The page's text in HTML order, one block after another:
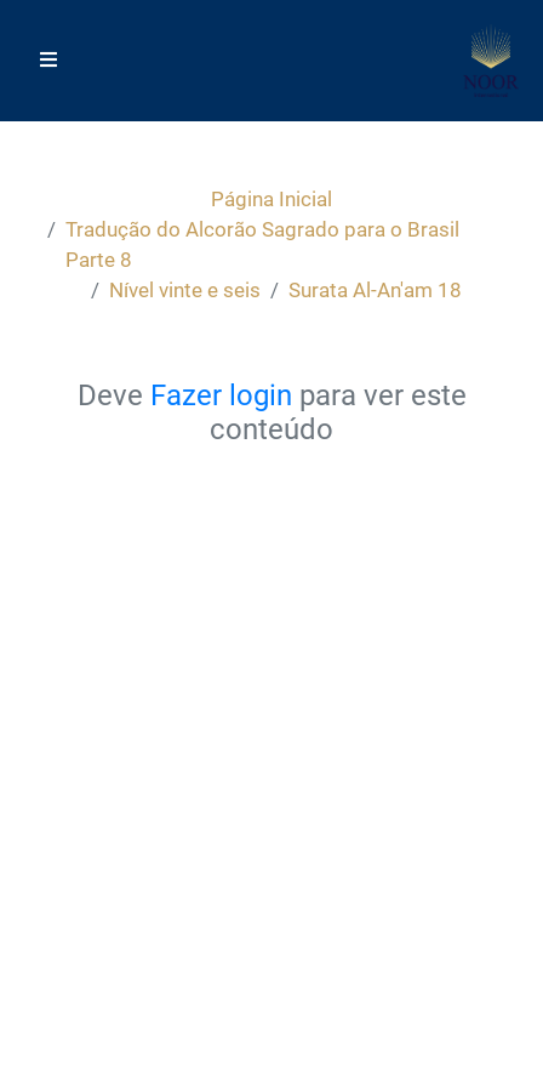
Página Inicial
Tradução do Alcorão Sagrado para o Brasil
Parte 8
Nível vinte e seis
Surata Al-An'am 18
Deve Fazer login para ver este
conteúdo